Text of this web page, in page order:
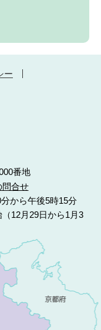
ー
番地
問合せ
から午後5時15分
12月29日から1月3